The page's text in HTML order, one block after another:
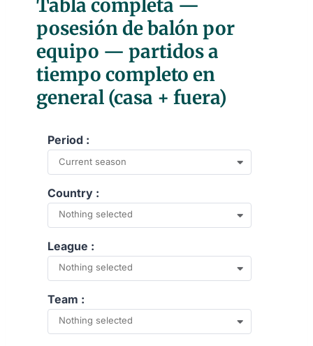
Tabla completa —
posesión de balón por
equipo — partidos a
tiempo completo en
general (casa + fuera)
Period :
Current season
Country :
Nothing selected
League :
Nothing selected
Team :
Nothing selected